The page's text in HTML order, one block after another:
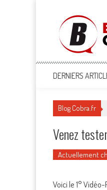
Blog
Toute l'actu Image &
DERNIERS
Blog Cobra.fr
Venez
Actuellement
Voici le 1°